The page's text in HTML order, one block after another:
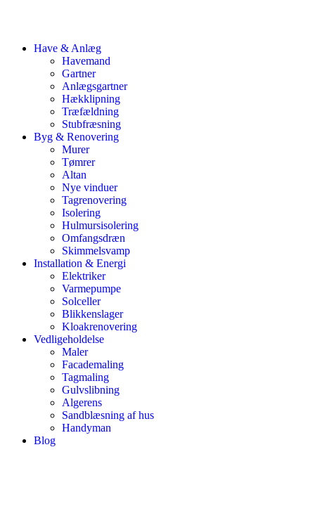
Have & Anlæg
Havemand
Gartner
Anlægsgartner
Hækklipning
Træfældning
Stubfræsning
Byg & Renovering
Murer
Tømrer
Altan
Nye vinduer
Tagrenovering
Isolering
Hulmursisolering
Omfangsdræn
Skimmelsvamp
Installation & Energi
Elektriker
Varmepumpe
Solceller
Blikkenslager
Kloakrenovering
Vedligeholdelse
Maler
Facademaling
Tagmaling
Gulvslibning
Algerens
Sandblæsning af hus
Handyman
Blog